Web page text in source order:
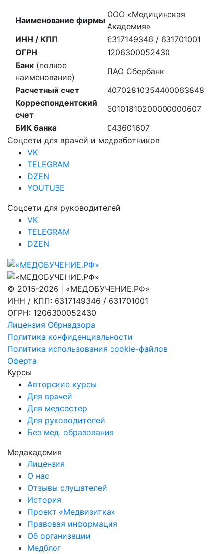
Наименование фирмы
ООО «Медицинская
Академия»
ИНН / КПП
6317149346 / 631701001
ОГРН
1206300052430
Банк (полное
наименование)
ПАО Сбербанк
Расчетный счет
40702810354400063848
Корреспондентский
счет
30101810200000000607
БИК банка
043601607
Соцсети для врачей и медработников
VK
TELEGRAM
DZEN
YOUTUBE
Соцсети для руководителей
VK
TELEGRAM
DZEN
© 2015-2026 | «МЕДОБУЧЕНИЕ.РФ»
ИНН / КПП: 6317149346 / 631701001
ОГРН: 1206300052430
Лицензия Обрнадзора
Политика конфиденциальности
Политика использования cookie-файлов
Оферта
Курсы
Авторские курсы
Для врачей
Для медсестер
Для руководителей
Без мед. образования
Медакадемия
Лицензия
О нас
Отзывы слушателей
История
Проект «Медвизитка»
Правовая информация
Об организации
Медблог